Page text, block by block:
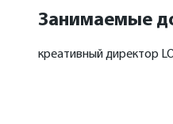
Занимаемые
креативный директор